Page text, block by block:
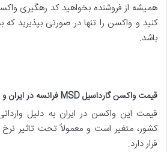
همیشه از فروشنده بخواهید کد رهگیری
کنید و واکسن را تنها در صورتی بپذیرید
باشد.
قیمت واکسن گارداسیل MSD فرانسه در ایران و عوامل موثر بر آن
قیمت این واکسن در ایران به دلیل
کشور، متغیر است و معمولاً تحت تاثیر
قرار دارد.